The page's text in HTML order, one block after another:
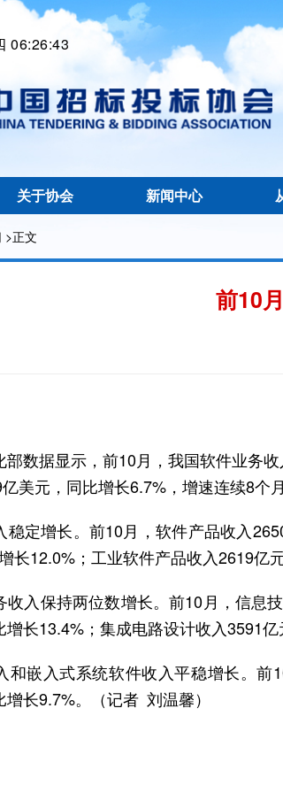
06:26:43
关于协会 新闻中心
>正文
前10
部数据显示，前10月，我国软件业务
美元，同比增长6.7%，增速连续8个
稳定增长。前10月，软件产品收入
长12.0%；工业软件产品收入2619亿
收入保持两位数增长。前10月，信息
长13.4%；集成电路设计收入3591
和嵌入式系统软件收入平稳增长。
长9.7%。（记者 刘温馨）